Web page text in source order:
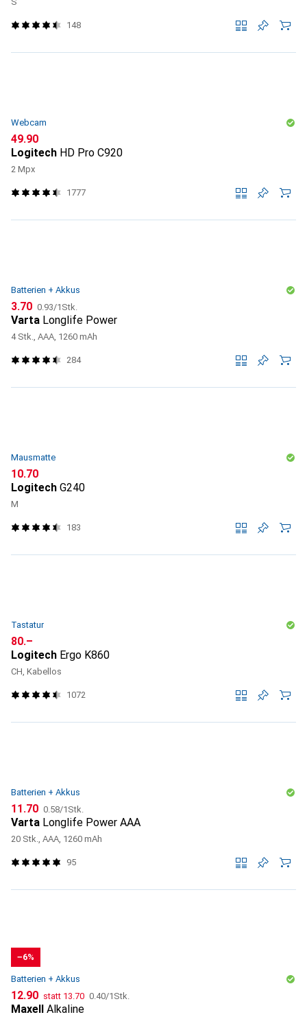
148
Webcam
CHF
49.90
Logitech HD Pro C920
2 Mpx
1777
Batterien + Akkus
CHF
3.70 CHF
0.93/1Stk.
Varta Longlife Power
4 Stk., AAA, 1260 mAh
284
Mausmatte
CHF
10.70
Logitech G240
M
183
Tastatur
CHF
80.–
Logitech Ergo K860
CH, Kabellos
1072
Batterien + Akkus
CHF
11.70 CHF
0.58/1Stk.
Varta Longlife Power AAA
20 Stk., AAA, 1260 mAh
95
−6%
Batterien + Akkus
CHF
12.90 statt CHF
13.70 CHF
0.40/1Stk.
Maxell Alkaline